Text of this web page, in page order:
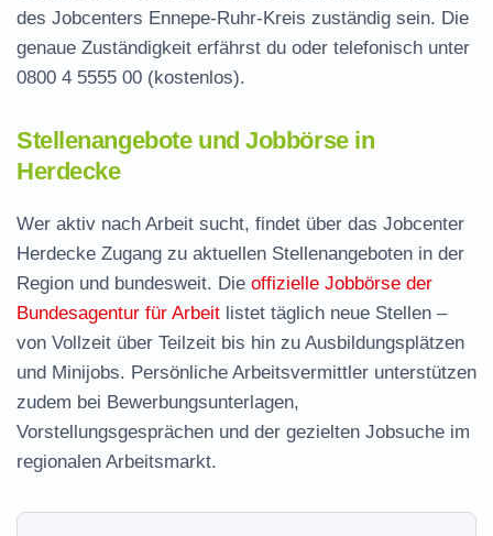
des Jobcenters Ennepe-Ruhr-Kreis zuständig sein. Die
genaue Zuständigkeit erfährst du oder telefonisch unter
0800 4 5555 00 (kostenlos).
Stellenangebote und Jobbörse in
Herdecke
Wer aktiv nach Arbeit sucht, findet über das Jobcenter
Herdecke Zugang zu aktuellen Stellenangeboten in der
Region und bundesweit. Die offizielle Jobbörse der
Bundesagentur für Arbeit listet täglich neue Stellen –
von Vollzeit über Teilzeit bis hin zu Ausbildungsplätzen
und Minijobs. Persönliche Arbeitsvermittler unterstützen
zudem bei Bewerbungsunterlagen,
Vorstellungsgesprächen und der gezielten Jobsuche im
regionalen Arbeitsmarkt.